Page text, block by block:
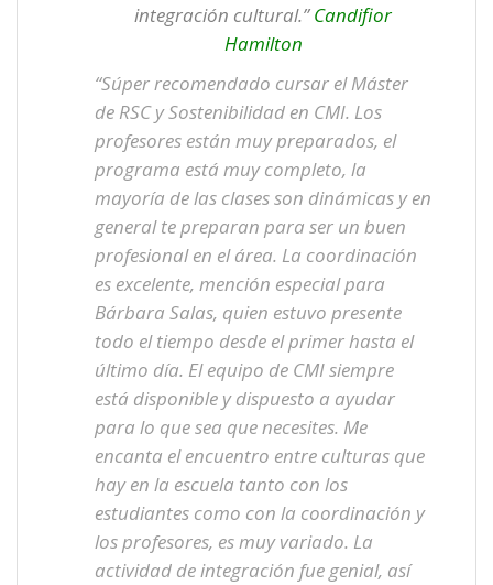
integración cultural.” Candifior
Hamilton
“Súper recomendado cursar el Máster
de RSC y Sostenibilidad en CMI. Los
profesores están muy preparados, el
programa está muy completo, la
mayoría de las clases son dinámicas y en
general te preparan para ser un buen
profesional en el área. La coordinación
es excelente, mención especial para
Bárbara Salas, quien estuvo presente
todo el tiempo desde el primer hasta el
último día. El equipo de CMI siempre
está disponible y dispuesto a ayudar
para lo que sea que necesites. Me
encanta el encuentro entre culturas que
hay en la escuela tanto con los
estudiantes como con la coordinación y
los profesores, es muy variado. La
actividad de integración fue genial, así